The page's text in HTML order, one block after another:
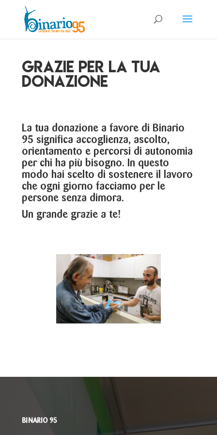
GRAZIE PER LA TUA
DONAZIONE
La tua donazione a favore di Binario
95 significa accoglienza, ascolto,
orientamento e percorsi di autonomia
per chi ha più bisogno. In questo
modo hai scelto di sostenere il lavoro
che ogni giorno facciamo per le
persone senza dimora.
Un grande grazie a te!
BINARIO 95